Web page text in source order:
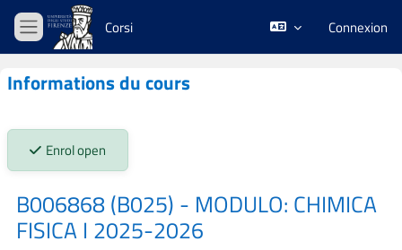
Passer au contenu principal
Panneau latéral
Corsi Connexion
Informations du cours
Stato iscrizioni:
Enrol open
B006868 (B025) - MODULO: CHIMICA
FISICA I 2025-2026